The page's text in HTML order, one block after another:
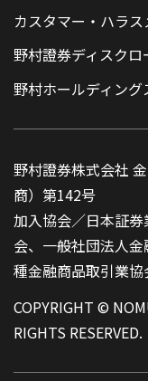
カスタマー・ハラ
野村證券ディスクロ
野村ホールディン
野村證券株式会社
商）第142号
加入協会／日本証
会、一般社団法人
種金融商品取引業
COPYRIGHT ©
RIGHTS RESERVED.